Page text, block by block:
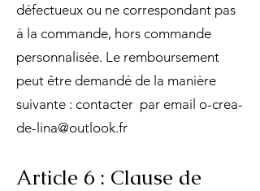
défectueux ou ne correspondant pas
à la commande, hors commande
personnalisée. Le remboursement
peut être demandé de la manière
suivante : contacter par email o-crea-
de-lina@outlook.fr
Article 6 : Clause de